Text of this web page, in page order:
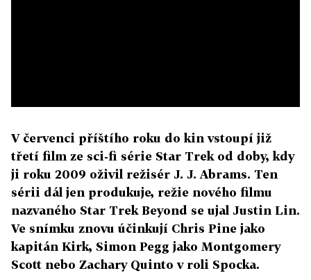
V červenci příštího roku do kin vstoupí již
třetí film ze sci-fi série Star Trek od doby, kdy
ji roku 2009 oživil režisér J. J. Abrams. Ten
sérii dál jen produkuje, režie nového filmu
nazvaného Star Trek Beyond se ujal Justin Lin.
Ve snímku znovu účinkují Chris Pine jako
kapitán Kirk, Simon Pegg jako Montgomery
Scott nebo Zachary Quinto v roli Spocka.